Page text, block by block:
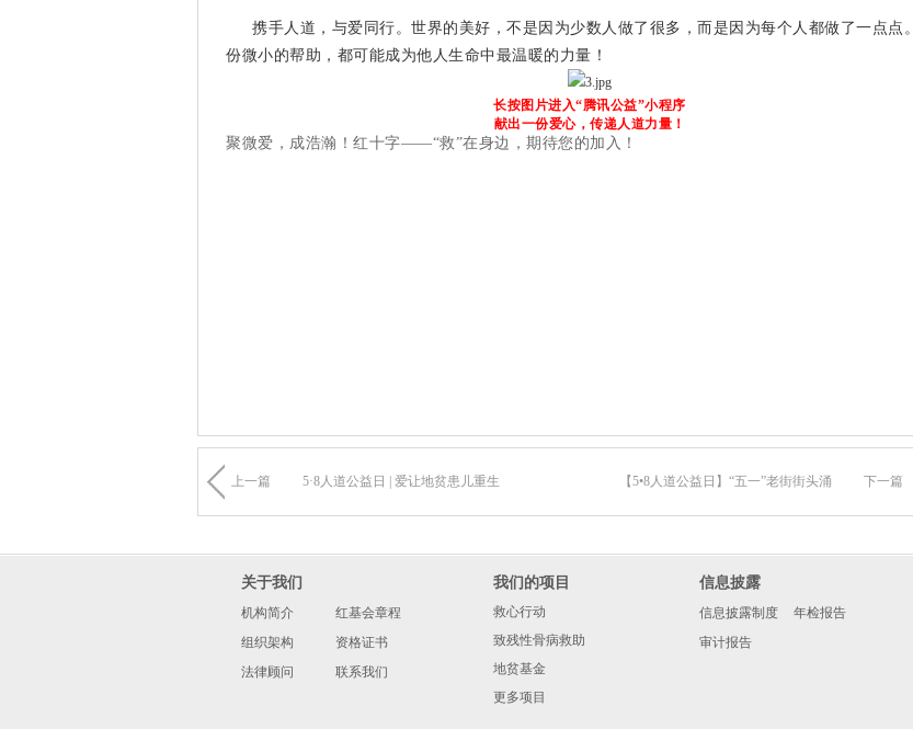
携手人道，与爱同行。 世界的美好， 不是因为少数人做了很多， 而是因为每个人都做了一点点。
份微小的帮助，都可能成为他人生命中最温暖的力量！
长按图片进入“腾讯公益”小程序
献出一份爱心，传递人道力量！
聚微爱，成浩瀚 ！ 红十字——“救”在身边， 期待您的加入！
上一篇 5·8人道公益日 | 爱让地贫患儿重生 【5•8人道公益日】“五一”老街街头涌 下一篇
关于我们
机构简介
红基会章程
组织架构
资格证书
法律顾问
联系我们
我们的项目
救心行动
致残性骨病救助
地贫基金
更多项目
信息披露
信息披露制度
年检报告
审计报告